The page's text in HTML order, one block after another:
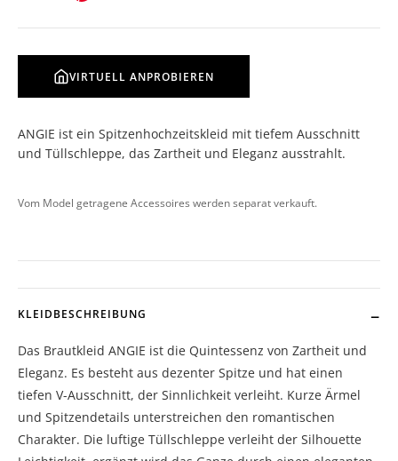
VIRTUELL ANPROBIEREN
ANGIE ist ein Spitzenhochzeitskleid mit tiefem Ausschnitt
und Tüllschleppe, das Zartheit und Eleganz ausstrahlt.
Vom Model getragene Accessoires werden separat verkauft.
KLEIDBESCHREIBUNG
Das Brautkleid ANGIE ist die Quintessenz von Zartheit und
Eleganz. Es besteht aus dezenter Spitze und hat einen
tiefen V-Ausschnitt, der Sinnlichkeit verleiht. Kurze Ärmel
und Spitzendetails unterstreichen den romantischen
Charakter. Die luftige Tüllschleppe verleiht der Silhouette